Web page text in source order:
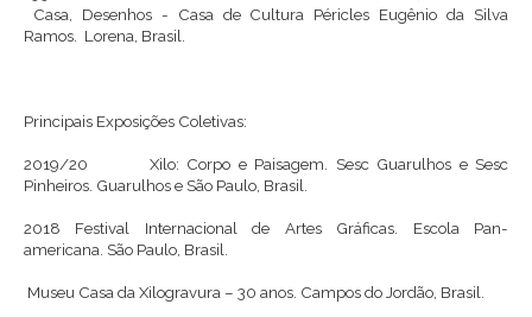
Casa, Desenhos - Casa de Cultura Péricles Eugênio da Silva
Ramos. Lorena, Brasil.
Principais Exposições Coletivas:
2019/20 Xilo: Corpo e Paisagem. Sesc Guarulhos e Sesc
Pinheiros. Guarulhos e São Paulo, Brasil.
2018
Festival Internacional de Artes Gráficas. Escola Pan-
americana. São Paulo, Brasil.
Museu Casa da Xilogravura – 30 anos. Campos do Jordão, Brasil.